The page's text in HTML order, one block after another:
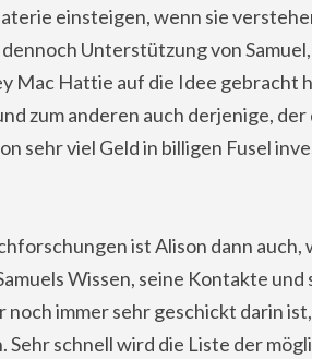
einsteigen, wenn sie
Unterstützung von
Mac Hattie auf die Idee gebracht
zum anderen auch derjenige,
sehr viel Geld in billigen Fusel
ist Alison dann
Wissen, seine Kontakte
noch immer sehr geschickt darin
Sehr schnell wird die Liste der